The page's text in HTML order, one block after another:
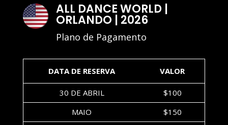
ALL DANCE WORLD |
ORLANDO | 2026
Plano de Pagamento
DATA DE RESERVA VALOR
30 DE ABRIL
$100
MAIO
$150